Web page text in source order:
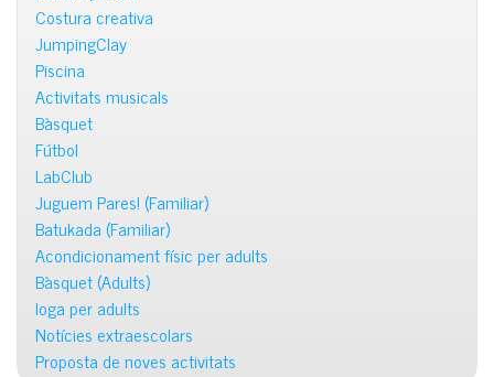
Costura creativa
JumpingClay
Piscina
Activitats musicals
Bàsquet
Fútbol
LabClub
Juguem Pares! (Familiar)
Batukada (Familiar)
Acondicionament físic per adults
Bàsquet (Adults)
Ioga per adults
Notícies extraescolars
Proposta de noves activitats